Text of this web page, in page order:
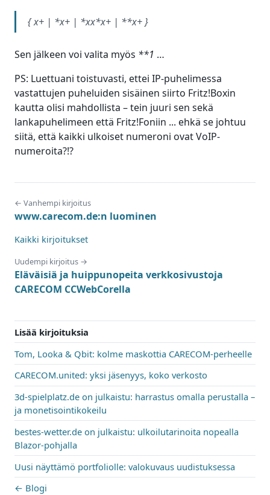
{ x+ | *x+ | *xx*x+ | **x+ }
Sen jälkeen voi valita myös **1 …
PS: Luettuani toistuvasti, ettei IP-puhelimessa
vastattujen puheluiden sisäinen siirto Fritz!Boxin
kautta olisi mahdollista – tein juuri sen sekä
lankapuhelimeen että Fritz!Foniin ... ehkä se johtuu
siitä, että kaikki ulkoiset numeroni ovat VoIP-
numeroita?!?
← Vanhempi kirjoitus
www.carecom.de:n luominen
Kaikki kirjoitukset
Uudempi kirjoitus →
Eläväisiä ja huippunopeita verkkosivustoja
CARECOM CCWebCorella
Lisää kirjoituksia
Tom, Looka & Qbit: kolme maskottia CARECOM-perheelle
CARECOM.united: yksi jäsenyys, koko verkosto
3d-spielplatz.de on julkaistu: harrastus omalla perustalla –
ja monetisointikokeilu
bestes-wetter.de on julkaistu: ulkoilutarinoita nopealla
Blazor-pohjalla
Uusi näyttämö portfoliolle: valokuvaus uudistuksessa
← Blogi